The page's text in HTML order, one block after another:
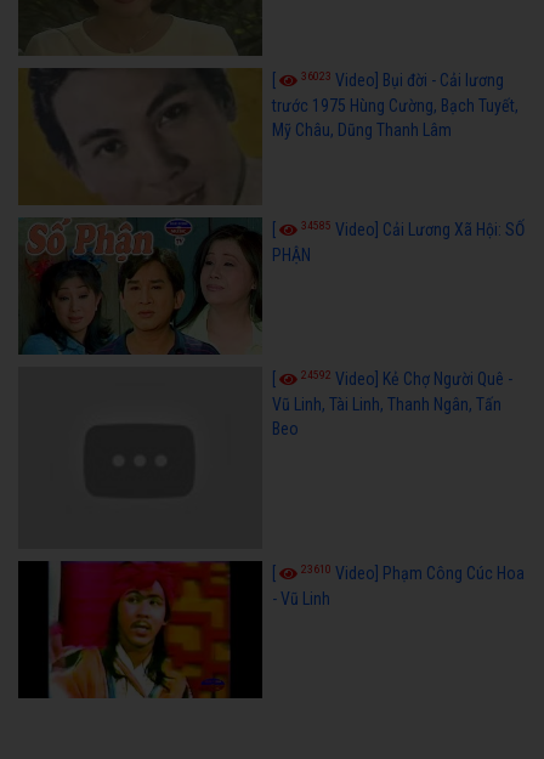
36023 Video] Bụi đời - Cải lương
trước 1975 Hùng Cường, Bạch Tuyết,
Mỹ Châu, Dũng Thanh Lâm
34585 Video] Cải Lương Xã Hội: SỐ
PHẬN
24592 Video] Kẻ Chợ Người Quê -
Vũ Linh, Tài Linh, Thanh Ngân, Tấn
Beo
23610 Video] Phạm Công Cúc Hoa
- Vũ Linh